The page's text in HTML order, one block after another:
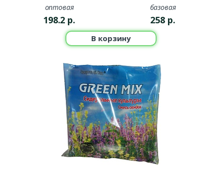
оптовая
198.2 р.
базовая
258 р.
В корзину